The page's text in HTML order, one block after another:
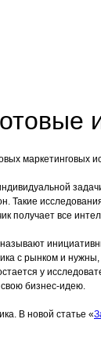
маркетинговых
Такие
получает все
с рынком и
у
бизнес-идею.
В новой статье «